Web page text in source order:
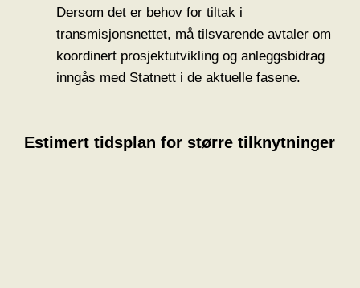
Dersom det er behov for tiltak i
transmisjonsnettet, må tilsvarende avtaler om
koordinert prosjektutvikling og anleggsbidrag
inngås med Statnett i de aktuelle fasene.
Estimert tidsplan for større tilknytninger